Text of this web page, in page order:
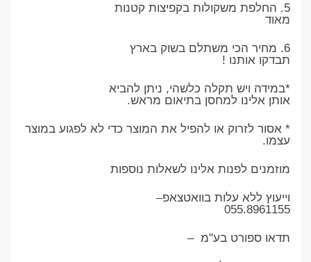
5. החלפת משקולות בקפיצות קטנות
מאוד
6. מחיר הכי משתלם בשוק בארץ
תבדקו אותנו !
*במידה ויש תקלה כלשהי, ניתן להביא
אותן אלינו למחסן בתיאום מראש.
* אסור לזרוק או להפיל את המוצר כדי לא לפגוע במוצר
עצמו.
מוזמנים לפנות אלינו לשאלות נוספות
וייעוץ ללא עלות בוואטצאפ–
055.8961155
תדאו ספורט בע"מ –